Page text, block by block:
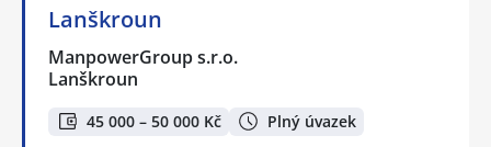
Lanškroun
ManpowerGroup s.r.o.
Lanškroun
45 000 – 50 000 Kč Plný úvazek